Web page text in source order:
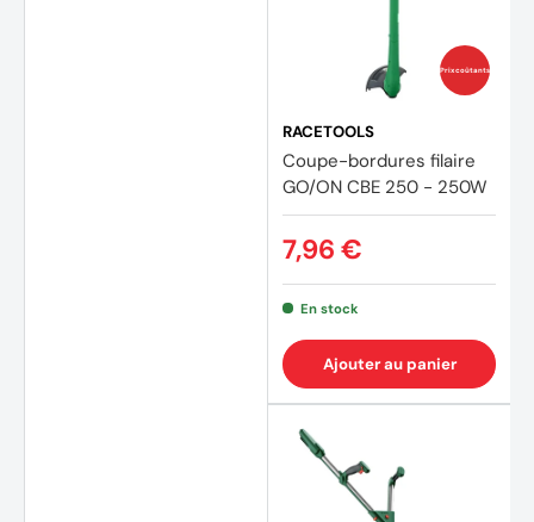
Prix coûtants
RACETOOLS
Coupe-bordures filaire
GO/ON CBE 250 - 250W
7,96 €
En stock
Ajouter au panier